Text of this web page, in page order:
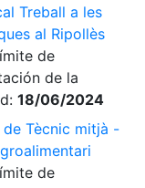
Treball a les
al Ripollès
de
de la
18/06/2024
de Tècnic mitjà -
de